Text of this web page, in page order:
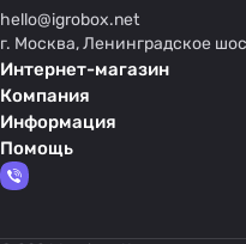
hello@igrobox.net
г. Москва, Ленинградское
Интернет-магазин
Компания
Информация
Помощь